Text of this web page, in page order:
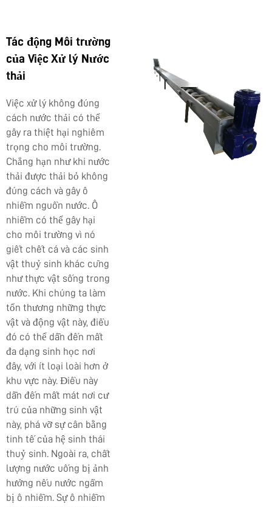
Tác động Môi trường
của Việc Xử lý Nước
thải
Việc xử lý không đúng
cách nước thải có thể
gây ra thiệt hại nghiêm
trọng cho môi trường.
Chẳng hạn như khi nước
thải được thải bỏ không
đúng cách và gây ô
nhiễm nguồn nước. Ô
nhiễm có thể gây hại
cho môi trường vì nó
giết chết cá và các sinh
vật thuỷ sinh khác cũng
như thực vật sống trong
nước. Khi chúng ta làm
tổn thương những thực
vật và động vật này, điều
đó có thể dẫn đến mất
đa dạng sinh học nơi
đây, với ít loại loài hơn ở
khu vực này. Điều này
dẫn đến mất mát nơi cư
trú của những sinh vật
này, phá vỡ sự cân bằng
tinh tế của hệ sinh thái
thuỷ sinh. Ngoài ra, chất
lượng nước uống bị ảnh
hưởng nếu nước ngầm
bị ô nhiễm. Sự ô nhiễm